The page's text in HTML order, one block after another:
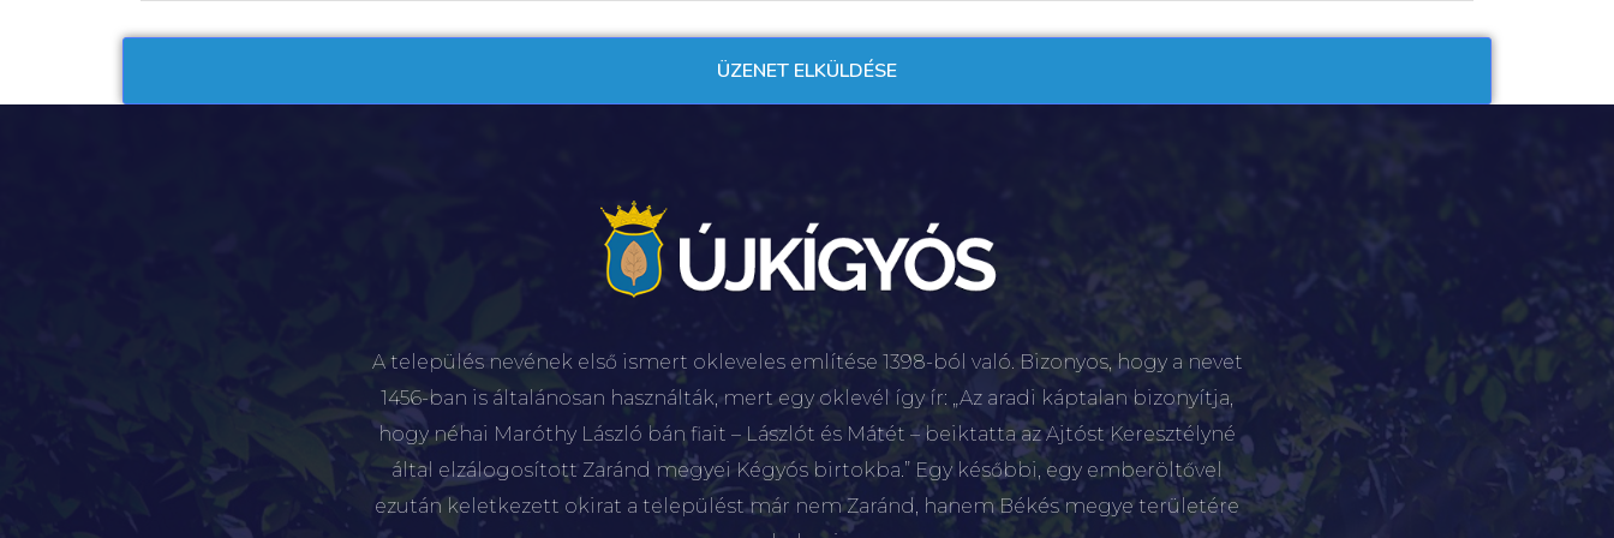
A település nevének első ismert okleveles említése 1398-ból való. Bizonyos, hogy a nevet
1456-ban is általánosan használták, mert egy oklevél így ír: „Az aradi káptalan bizonyítja,
hogy néhai Maróthy László bán fiait – Lászlót és Mátét – beiktatta az Ajtóst Keresztélyné
által elzálogosított Zaránd megyei Kégyós birtokba.” Egy későbbi, egy emberöltővel
ezután keletkezett okirat a települést már nem Zaránd, hanem Békés megye területére